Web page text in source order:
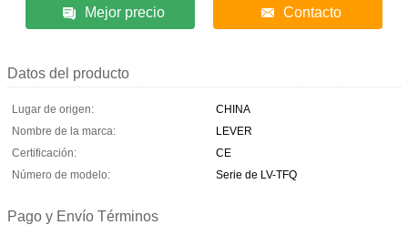
Mejor precio Contacto
Datos del producto
Lugar de origen:
CHINA
Nombre de la marca:
LEVER
Certificación:
CE
Número de modelo:
Serie de LV-TFQ
Pago y Envío Términos